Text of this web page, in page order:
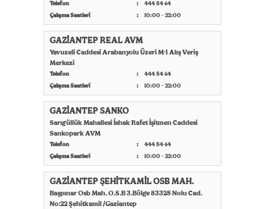
Telefon
444 54 64
Çalışma Saatleri
10:00 - 22:00
GAZİANTEP REAL AVM
Yavuzeli Caddesi Arabanyolu Üzeri M-1 Alış Veriş
Merkezi
Telefon
444 54 64
Çalışma Saatleri
10:00 - 22:00
GAZİANTEP SANKO
Sarıgüllük Mahallesi İshak Rafet İşitmen Caddesi
Sankopark AVM
Telefon
444 54 64
Çalışma Saatleri
10:00 - 22:00
GAZİANTEP ŞEHİTKAMİL OSB MAH.
Başpınar Osb Mah. O.S.B 3.Bölge 83325 Nolu Cad.
No:22 Şehitkamil /Gaziantep